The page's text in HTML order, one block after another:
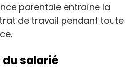
parentale entraîne la
de travail pendant toute
salarié